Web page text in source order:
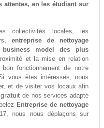
en les étudiant sur
collectivités locales, les
entreprise de nettoyage
business model des plus
et la mise en relation
fonctionnement de notre
vous êtes intéressés, nous
et de visiter vos locaux afin
de nos services adapté
Entreprise de nettoyage
nous nous déplaçons sur